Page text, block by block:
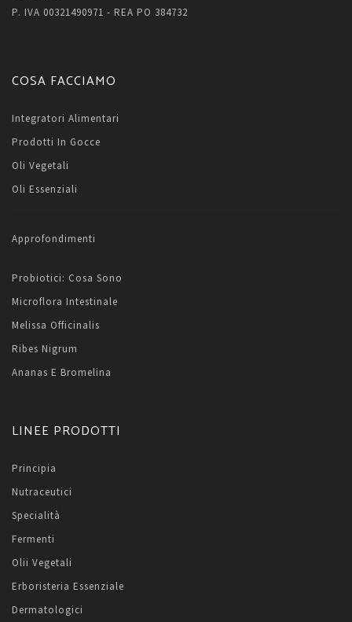
P. IVA 00321490971 - REA PO 384732
COSA FACCIAMO
Integratori Alimentari
Prodotti In Gocce
Oli Vegetali
Oli Essenziali
Approfondimenti
Probiotici: Cosa Sono
Microflora Intestinale
Melissa Officinalis
Ribes Nigrum
Ananas E Bromelina
LINEE PRODOTTI
Principia
Nutraceutici
Specialità
Fermenti
Olii Vegetali
Erboristeria Essenziale
Dermatologici